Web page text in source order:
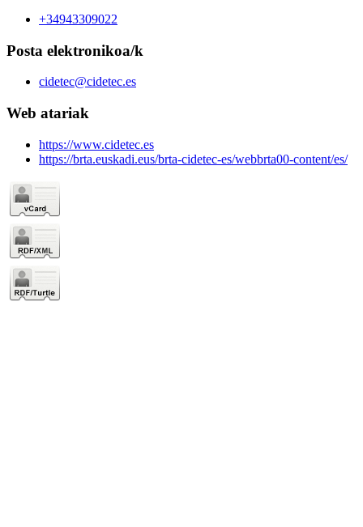
+34943309022
Posta elektronikoa/k
cidetec@cidetec.es
Web atariak
https://www.cidetec.es
https://brta.euskadi.eus/brta-cidetec-es/webbrta00-content/es/